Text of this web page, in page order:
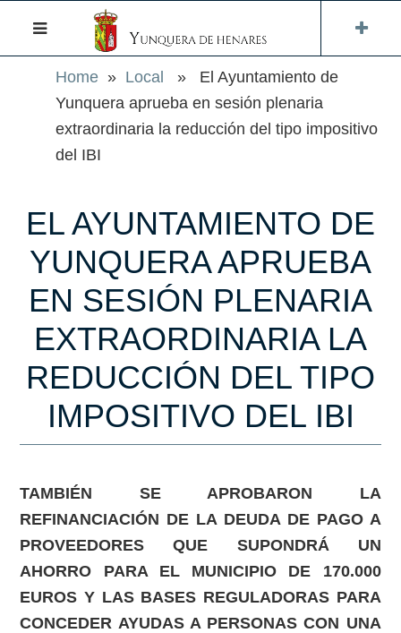
Home » Local
» El Ayuntamiento de
Yunquera aprueba en sesión plenaria
extraordinaria la reducción del tipo impositivo
del IBI
EL AYUNTAMIENTO DE
YUNQUERA APRUEBA
EN SESIÓN PLENARIA
EXTRAORDINARIA LA
REDUCCIÓN DEL TIPO
IMPOSITIVO DEL IBI
TAMBIÉN SE APROBARON LA
REFINANCIACIÓN DE LA DEUDA DE PAGO A
PROVEEDORES QUE SUPONDRÁ UN
AHORRO PARA EL MUNICIPIO DE 170.000
EUROS Y LAS BASES REGULADORAS PARA
CONCEDER AYUDAS A PERSONAS CON UNA